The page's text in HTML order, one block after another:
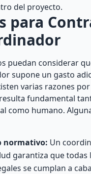
del proyecto.
para
puedan considerar
supone un gasto
varias razones
fundamental
como humano.
normativo: Un
garantiza que todas
se cumplan a